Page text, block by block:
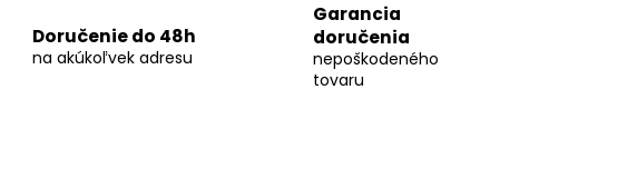
Doručenie do 48h
na akúkoľvek adresu
Garancia
doručenia
nepoškodeného
tovaru